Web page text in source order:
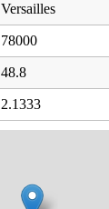
Versailles
78000
48.8
2.1333